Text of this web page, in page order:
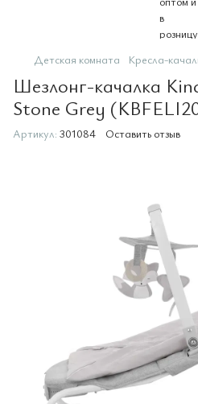
Детская комната Кресла-
Шезлонг-качалка
Stone Grey
Артикул: 301084 Оставить отзыв